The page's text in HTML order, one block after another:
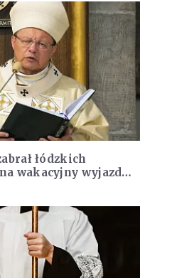
łódzkich
wakacyjny wyjazd.
z Taizé